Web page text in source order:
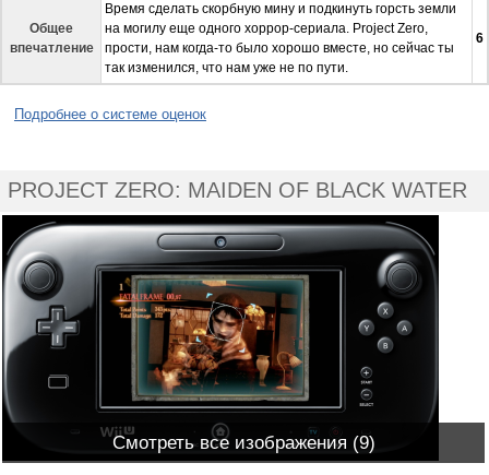
Общее
впечатление
Время сделать скорбную мину и подкинуть горсть земли
на могилу еще одного хоррор-сериала. Project Zero,
прости, нам когда-то было хорошо вместе, но сейчас ты
так изменился, что нам уже не по пути.
6
Подробнее о системе оценок
PROJECT ZERO: MAIDEN OF BLACK WATER
Смотреть все изображения (9)